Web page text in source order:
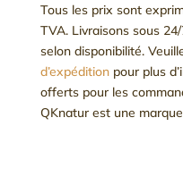
Tous les prix sont
TVA. Livraisons sous
selon disponibilité.
d’expéditionpour plus
offerts pour les
QKnatur est une marque